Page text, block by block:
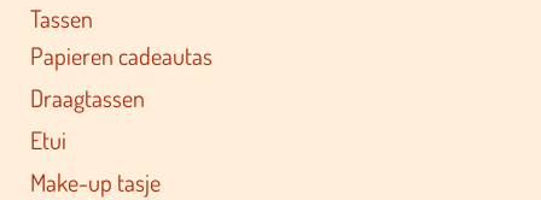
Tassen
Papieren cadeautas
Draagtassen
Etui
Make-up tasje